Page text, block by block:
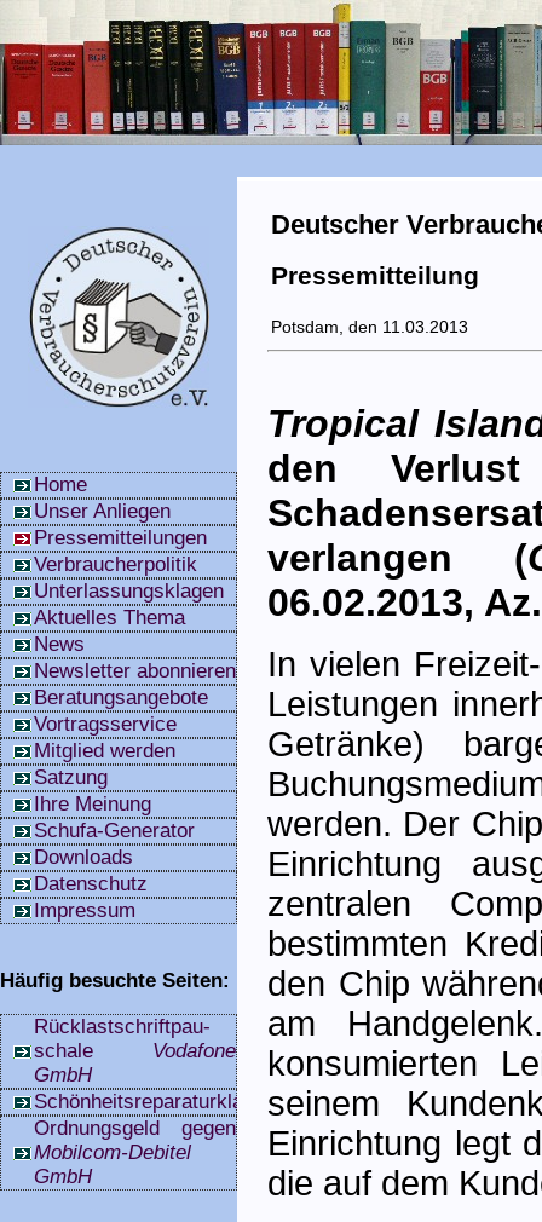
Home
Unser Anliegen
Pressemitteilungen
Verbraucherpolitik
Unterlassungsklagen
Aktuelles Thema
News
Newsletter abonnieren
Beratungsangebote
Vortragsservice
Mitglied werden
Satzung
Ihre Meinung
Schufa-Generator
Downloads
Datenschutz
Impressum
Häufig besuchte Seiten:
Rücklastschriftpau­
schale Vodafone
GmbH
Schönheitsreparaturklauseln
Ordnungsgeld gegen
Mobilcom-Debitel
GmbH
Deutscher
Pressemitteilung
Potsdam, den 11.03.2013
Tropical
den
verlangen (
06.02.2013,
In vielen
Leistungen
Getränke)
werden. Der
Einrichtung
zentralen
bestimmten
den Chip
am
konsumierten
seinem
Einrichtung legt
die auf dem